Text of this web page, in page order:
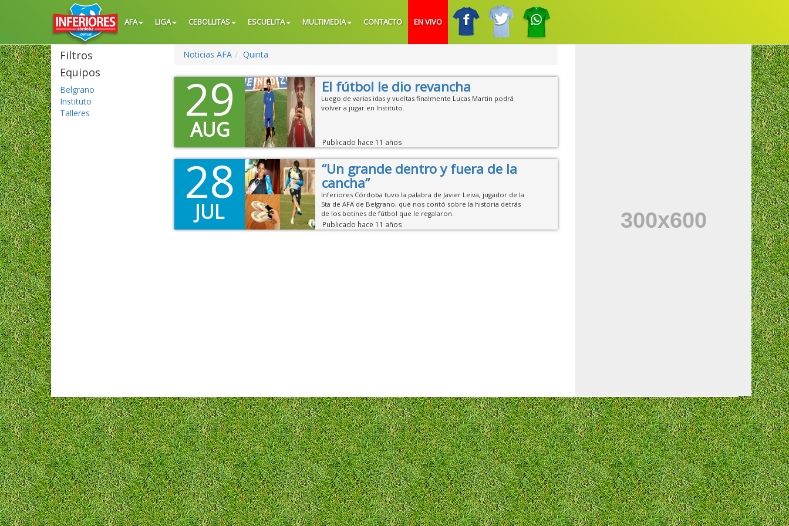
AFA LIGA CEBOLLITAS ESCUELITA MULTIMEDIA CONTACTO EN VIVO
Filtros
Equipos
Belgrano
Instituto
Talleres
Noticias AFA Quinta
29
AUG
El fútbol le dio revancha
Luego de varias idas y vueltas finalmente Lucas Martin podrá
volver a jugar en Instituto.
Publicado hace 11 años
28
JUL
“Un grande dentro y fuera de la
cancha”
Inferiores Córdoba tuvo la palabra de Javier Leiva, jugador de la
5ta de AFA de Belgrano, que nos contó sobre la historia detrás
de los botines de fútbol que le regalaron.
Publicado hace 11 años